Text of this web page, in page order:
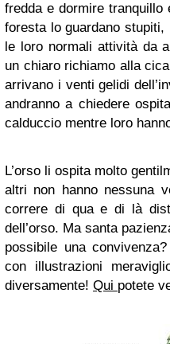
fredda e dormire
foresta lo guardano
le loro normali attività da
un chiaro richiamo alla
arrivano i venti gelidi
andranno a chiedere
calduccio mentre loro
L’orso li ospita molto
altri non hanno nessuna
correre di qua e di là
dell’orso. Ma santa
possibile una
con illustrazioni
diversamente! Qui potete